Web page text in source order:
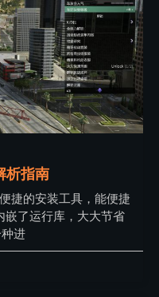
析指南
捷的安装工具，能便捷
嵌了运行库，大大节省
进